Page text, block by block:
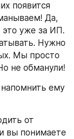
появится
Да,
это уже за ИП.
Нужно
Мы просто
не обманули!
ему
от
вы понимаете